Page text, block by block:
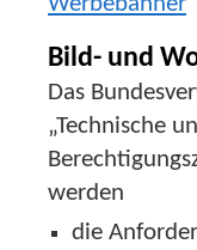
Bild- und
Das
„Technische
werden
die